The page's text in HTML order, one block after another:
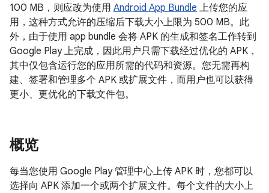
100 MB，则应改为使用 Android App Bundle 上传您的应
用，这种方式允许的压缩后下载大小上限为 500 MB。此
外，由于使用 app bundle 会将 APK 的生成和签名工作转到
Google Play 上完成，因此用户只需下载经过优化的 APK，
其中仅包含运行您的应用所需的代码和资源。您无需再构
建、签署和管理多个 APK 或扩展文件，而用户也可以获得
更小、更优化的下载文件包。
概览
每当您使用 Google Play 管理中心上传 APK 时，您都可以
选择向 APK 添加一个或两个扩展文件。每个文件的大小上